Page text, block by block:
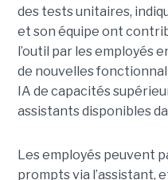
des tests unitaires,
et son équipe ont
l’outil par les employés
de nouvelles
IA de capacités
assistants disponibles
Les employés peuvent
prompts via l’assistant,